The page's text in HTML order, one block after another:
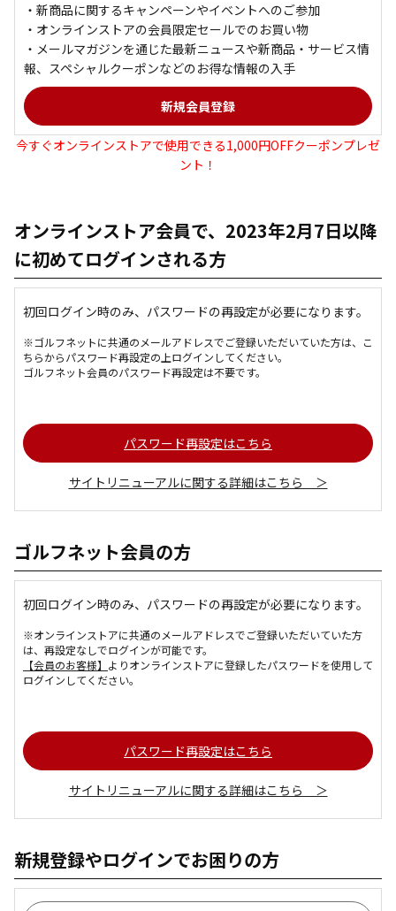
・新商品に関するキャンペーンやイベントへのご参加
・オンラインストアの会員限定セールでのお買い物
・メールマガジンを通じた最新ニュースや新商品・サービス情
報、スペシャルクーポンなどのお得な情報の入手
今すぐオンラインストアで使用できる1,000円OFFクーポンプレゼ
ント！
オンラインストア会員で、2023年2月7日以降
に初めてログインされる方
初回ログイン時のみ、パスワードの再設定が必要になります。
※ゴルフネットに共通のメールアドレスでご登録いただいていた方は、こ
ちらからパスワード再設定の上ログインしてください。
ゴルフネット会員のパスワード再設定は不要です。
パスワード再設定はこちら
サイトリニューアルに関する詳細はこちら ＞
ゴルフネット会員の方
初回ログイン時のみ、パスワードの再設定が必要になります。
※オンラインストアに共通のメールアドレスでご登録いただいていた方
は、再設定なしでログインが可能です。
【会員のお客様】 よりオンラインストアに登録したパスワードを使用して
ログインしてください。
パスワード再設定はこちら
サイトリニューアルに関する詳細はこちら ＞
新規登録やログインでお困りの方